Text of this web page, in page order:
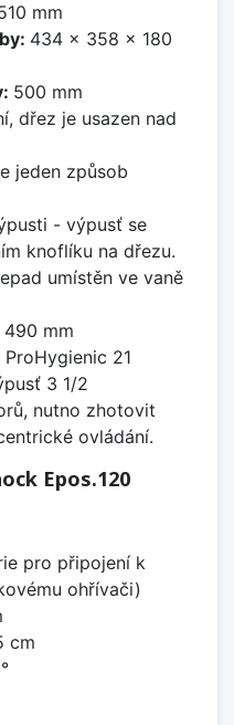
mm
434 x 358 x 180
500 mm
dřez je usazen nad
jeden způsob
- výpusť se
knoflíku na dřezu.
umístěn ve vaně
mm
21
3 1/2
nutno zhotovit
ovládání.
Epos.120
pro připojení k
ohřívači)
cm